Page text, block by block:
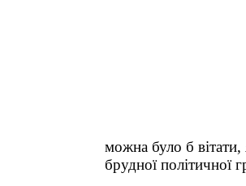
можна було б
брудної політичної